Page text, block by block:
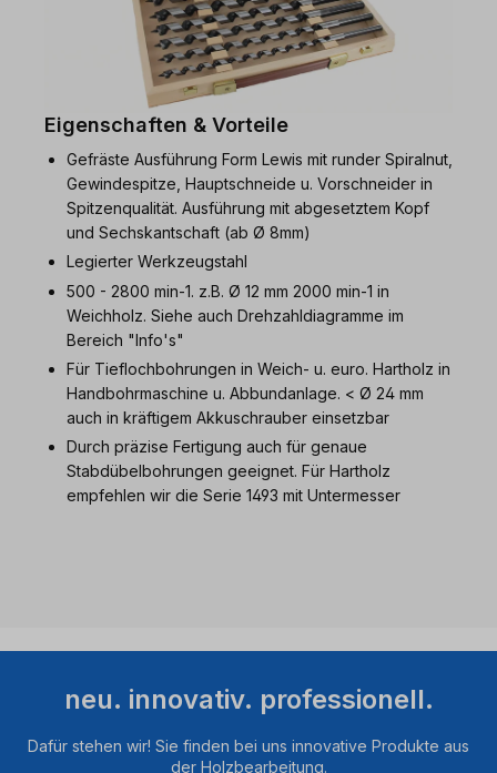
Eigenschaften & Vorteile
Gefräste Ausführung Form Lewis mit runder Spiralnut,
Gewindespitze, Hauptschneide u. Vorschneider in
Spitzenqualität. Ausführung mit abgesetztem Kopf
und Sechskantschaft (ab Ø 8mm)
Legierter Werkzeugstahl
500 - 2800 min-1. z.B. Ø 12 mm 2000 min-1 in
Weichholz. Siehe auch Drehzahldiagramme im
Bereich "Info's"
Für Tieflochbohrungen in Weich- u. euro. Hartholz in
Handbohrmaschine u. Abbundanlage. < Ø 24 mm
auch in kräftigem Akkuschrauber einsetzbar
Durch präzise Fertigung auch für genaue
Stabdübelbohrungen geeignet. Für Hartholz
empfehlen wir die Serie 1493 mit Untermesser
neu. innovativ. professionell.
Dafür stehen wir! Sie finden bei uns innovative Produkte aus
der Holzbearbeitung.